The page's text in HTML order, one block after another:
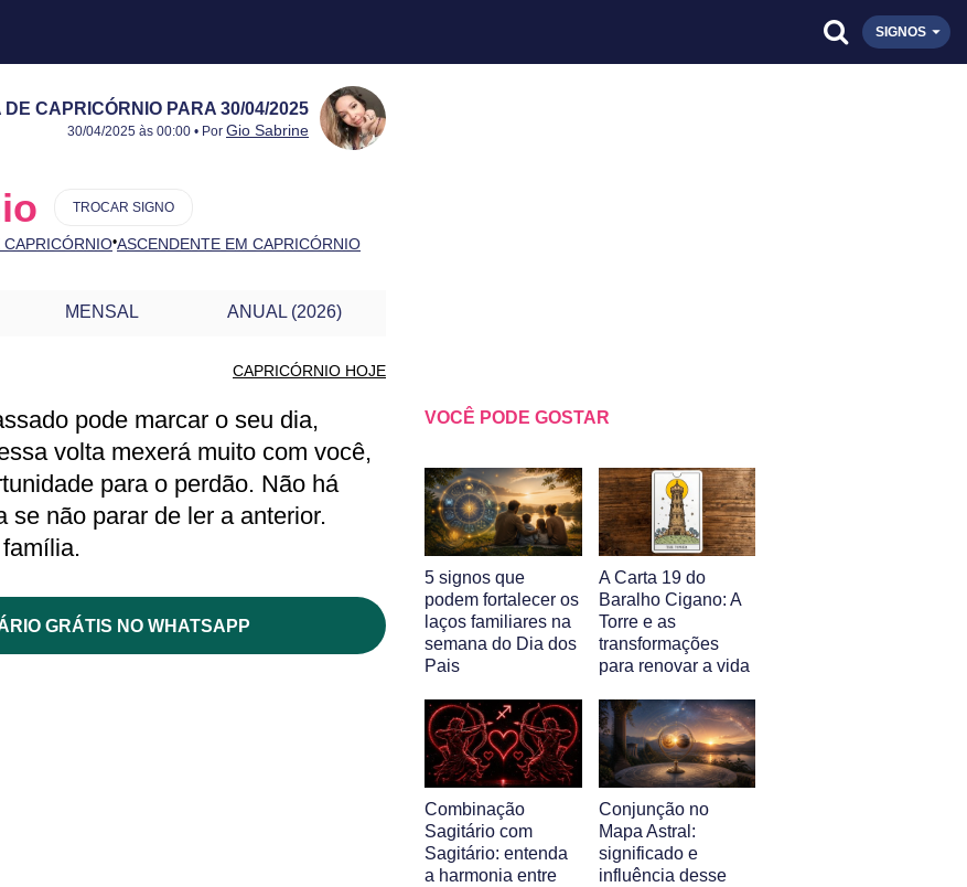
SIGNOS
DE CAPRICÓRNIO PARA 30/04/2025
Publicado:
30/04/2025
Atualizado:
30/04/2025
30/04/2025 às 00:00 • Por Gio Sabrine
CAPRICÓRNIO•ASCENDENTE EM CAPRICÓRNIO
TROCAR SIGNO
MENSAL ANUAL (2026)
CAPRICÓRNIO HOJE
PARA OUTRO DIA
pode marcar o seu dia,
volta mexerá muito com você,
para o perdão. Não há
se não parar de ler a anterior.
GRÁTIS NO WHATSAPP
VOCÊ PODE GOSTAR
5 signos que
podem fortalecer os
laços familiares na
semana do Dia dos
Pais
A Carta 19 do
Baralho Cigano: A
Torre e as
transformações
para renovar a vida
Combinação
Sagitário com
Sagitário: entenda
a harmonia entre
Conjunção no
Mapa Astral:
significado e
influência desse